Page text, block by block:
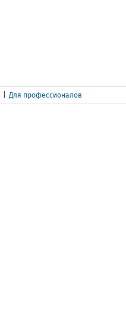
Для профессионалов